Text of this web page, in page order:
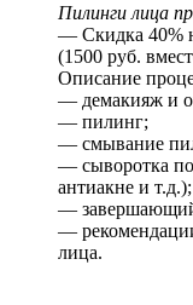
Пилинги лица
— Скидка 40%
(1500 руб.
Описание
— демакияж и
— пилинг;
— смывание
— сыворотка
антиакне и т.д.);
—
—
лица.